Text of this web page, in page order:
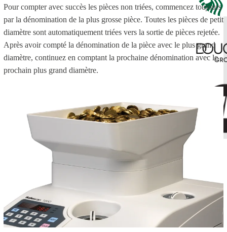
Pour compter avec succès les pièces non triées, commencez toujours
par la dénomination de la plus grosse pièce. Toutes les pièces de petit
diamètre sont automatiquement triées vers la sortie de pièces rejetée.
Après avoir compté la dénomination de la pièce avec le plus grand
diamètre, continuez en comptant la prochaine dénomination avec le
prochain plus grand diamètre.